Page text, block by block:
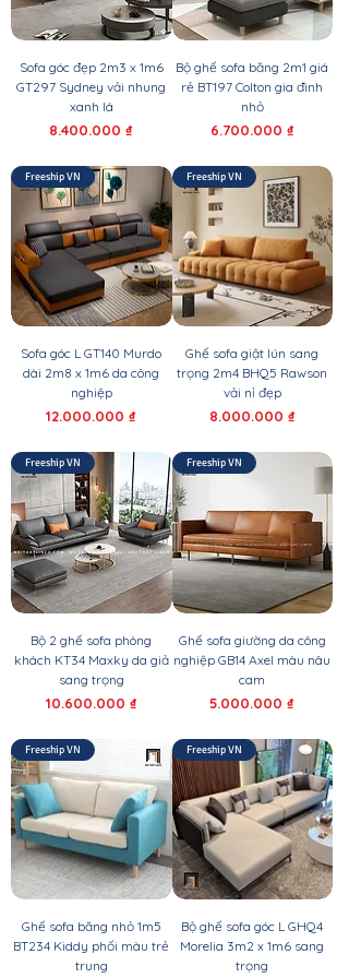
Sofa góc đẹp 2m3 x 1m6
GT297 Sydney vải nhung
xanh lá
Giá
8.400.000 ₫
Bộ ghế sofa băng 2m1 giá
rẻ BT197 Colton gia đình
nhỏ
Giá
6.700.000 ₫
Freeship VN
Sofa góc L GT140 Murdo
dài 2m8 x 1m6 da công
nghiệp
Giá
12.000.000 ₫
Freeship VN
Ghế sofa giật lún sang
trọng 2m4 BHQ5 Rawson
vải nỉ đẹp
Giá
8.000.000 ₫
Freeship VN
Bộ 2 ghế sofa phòng
khách KT34 Maxky da giả
sang trọng
Giá
10.600.000 ₫
Freeship VN
Ghế sofa giường da công
nghiệp GB14 Axel màu nâu
cam
Giá
5.000.000 ₫
Freeship VN
Ghế sofa băng nhỏ 1m5
BT234 Kiddy phối màu trẻ
trung
Freeship VN
Bộ ghế sofa góc L GHQ4
Morelia 3m2 x 1m6 sang
trọng